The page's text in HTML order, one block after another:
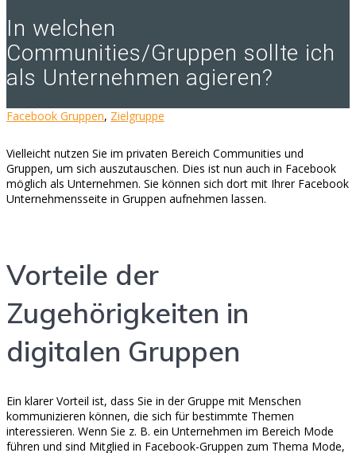
In welchen
Communities/Gruppen sollte ich
als Unternehmen agieren?
Facebook Gruppen, Zielgruppe
Vielleicht nutzen Sie im privaten Bereich Communities und
Gruppen, um sich auszutauschen. Dies ist nun auch in Facebook
möglich als Unternehmen. Sie können sich dort mit Ihrer Facebook
Unternehmensseite in Gruppen aufnehmen lassen.
Vorteile der
Zugehörigkeiten in
digitalen Gruppen
Ein klarer Vorteil ist, dass Sie in der Gruppe mit Menschen
kommunizieren können, die sich für bestimmte Themen
interessieren. Wenn Sie z. B. ein Unternehmen im Bereich Mode
führen und sind Mitglied in Facebook-Gruppen zum Thema Mode,